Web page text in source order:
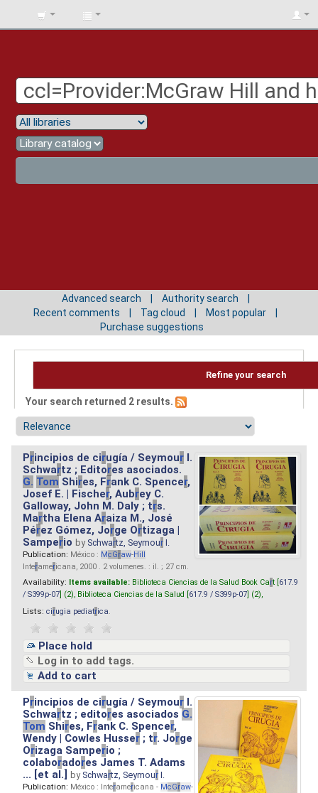
BIBLIOTECA
Advanced search
Authority search
Recent comments
Tag cloud
Most popular
Purchase suggestions
Refine your search
Your search returned 2 results.
Principios de cirugía / Seymour I.
Schwartz ; Editores asociados.
G. Tom Shires, Frank C. Spencer,
Josef E. | Fischer, Aubrey C.
Galloway, John M. Daly ; trs.
Martha Elena Araiza M., José
Pérez Gómez, Jorge Ortizaga |
Samperio by Schwartz, Seymour I.
Publication: México : McGraw-Hill
Interamericana, 2000 . 2 volumenes. : il. ; 27 cm.
Availability: Items available: Biblioteca Ciencias de la Salud Book Cart [ 617.9
/ S399p-07 ] (2), Biblioteca Ciencias de la Salud [ 617.9 / S399p-07 ] (2),
Lists: cirugia pediatrica
Place hold
Log in to add tags.
Add to cart
Principios de cirugía / Seymour I.
Schwartz ; editores asociados G.
Tom Shires, Frank C. Spencer,
Wendy | Cowles Husser ; tr. Jorge
Orizaga Samperio ;
colaboradores James T. Adams
... [et al.]by Schwartz, Seymour I.
Publication: México : Interamericana - McGraw-